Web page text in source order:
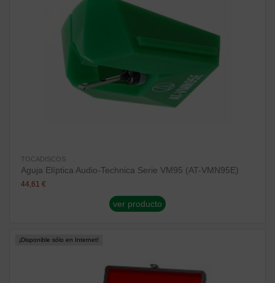
TOCADISCOS
Aguja Elíptica Audio-Technica Serie VM95 (AT-VMN95E)
44,61 €
ver producto
¡Disponible sólo en Internet!